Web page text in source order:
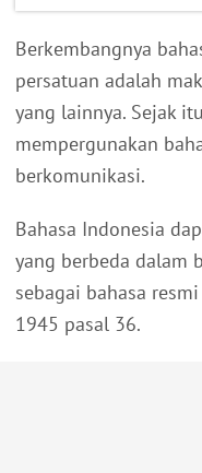
Berkembangnya
persatuan adalah
yang lainnya. Sejak
mempergunakan
berkomunikasi.
Bahasa Indonesia
yang berbeda dalam
sebagai bahasa
1945 pasal 36.